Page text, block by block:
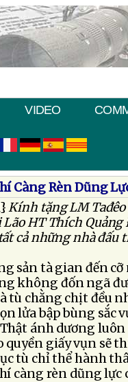
VIDEO
Càng Rèn Dũng
Kính tặng LM Tađêo
Lão HT Thích Quảng
cả những nhà đấu
sản tà gian đến cỡ
không đốn ngã
tù chằng chịt đều
lửa bập bùng sắc
Thật ánh dương
quyền giấy vụn sẽ
tù chỉ thể hành
càng rèn dũng lực